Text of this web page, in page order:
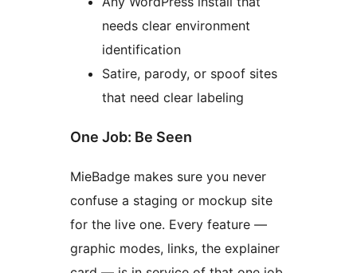
needs clear environment
identification
Satire, parody, or spoof sites
that need clear labeling
One Job: Be Seen
MieBadge makes sure you never
confuse a staging or mockup site
for the live one. Every feature —
graphic modes, links, the explainer